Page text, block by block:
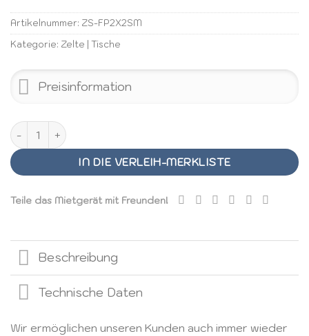
Artikelnummer: ZS-FP2X2SM
Kategorie: Zelte | Tische
Preisinformation
2x2 m Faltpavillon, schwarz Menge
IN DIE VERLEIH-MERKLISTE
Teile das Mietgerät mit Freunden!
Beschreibung
Technische Daten
Wir ermöglichen unseren Kunden auch immer wieder